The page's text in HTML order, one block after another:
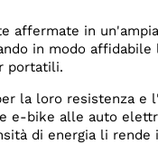
affermate in
in modo affidabile
portatili.
la loro resistenza e
e-bike alle auto
di energia li rende